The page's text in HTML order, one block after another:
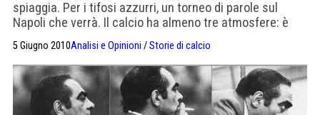
spiaggia. Per i tifosi azzurri, un torneo di parole sul
Napoli che verrà. Il calcio ha almeno tre atmosfere: è
peperoncino per la lingua. Quando non c’era la tv, in
Galleria Umberto capannelli di tifosi sostavano ore a
discutere, ascoltare, contraddire. […]
5 Giugno 2010Analisi e Opinioni /Storie di calcio